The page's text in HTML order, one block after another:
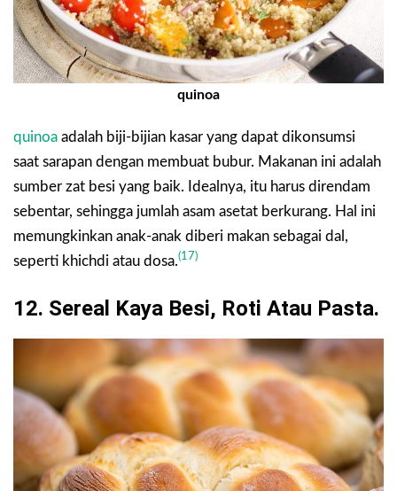
quinoa
quinoa adalah biji-bijian kasar yang dapat dikonsumsi
saat sarapan dengan membuat bubur. Makanan ini adalah
sumber zat besi yang baik. Idealnya, itu harus direndam
sebentar, sehingga jumlah asam asetat berkurang. Hal ini
memungkinkan anak-anak diberi makan sebagai dal,
seperti khichdi atau dosa.(17)
12. Sereal Kaya Besi, Roti Atau Pasta.